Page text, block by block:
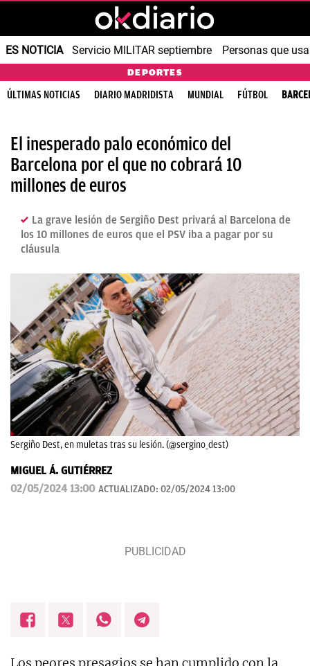
ES NOTICIA Servicio MILITAR septiembre Personas que
DEPORTES
ÚLTIMAS NOTICIAS DIARIO MADRIDISTA MUNDIAL FÚTBOL
El inesperado palo económico del
Barcelona por el que no cobrará 10
millones de euros
La grave lesión de Sergiño Dest privará al Barcelona de
los 10 millones de euros que el PSV iba a pagar por su
cláusula
Sergiño Dest, en muletas tras su lesión. (@sergino_dest)
MIGUEL Á. GUTIÉRREZ
02/05/2024 13:00 ACTUALIZADO: 02/05/2024 13:00